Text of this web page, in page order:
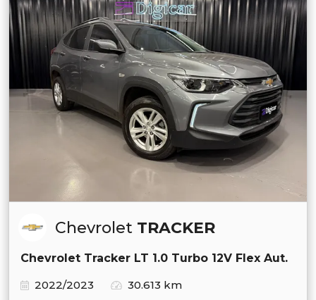
Chevrolet TRACKER
Chevrolet Tracker LT 1.0 Turbo 12V Flex Aut.
2022/2023
30.613 km